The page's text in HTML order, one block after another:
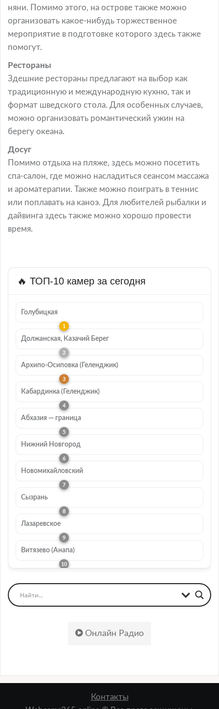
няни. Помимо этого, на острове также можно
организовать какое-нибудь торжественное
мероприятие в подготовке которого здесь также
помогут.
Рестораны
Здешние рестораны предлагают на выбор как
традиционную и международную кухню, так и
формат шведского стола. Для особенных случаев,
можно организовать романтический ужин на
берегу океана.
Досуг
Помимо отдыха на пляже, здесь можно посетить
спа-салон, где можно насладиться сеансом массажа
и ароматерапии. Также можно поиграть в теннис
или поплавать на каноэ. Для любителей рыбалки и
дайвинга здесь также можно хорошо провести
время.
🔥 ТОП-10 камер за сегодня
Голубицкая
Должанская, Казачий Берег
Архипо-Осиповка (Геленджик)
Кабардинка (Геленджик)
Абхазия — граница
Нижний Новгород
Новомихайловский
Сызрань
Лазаревское
Витязево (Анапа)
Онлайн Радио
Контакты